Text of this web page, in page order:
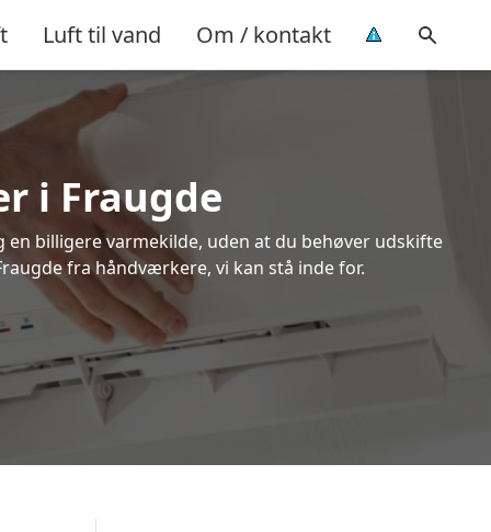
Luft til vand Om / kontakt
i Fraugde
billigere varmekilde, uden at du behøver udskifte
fra håndværkere, vi kan stå inde for.